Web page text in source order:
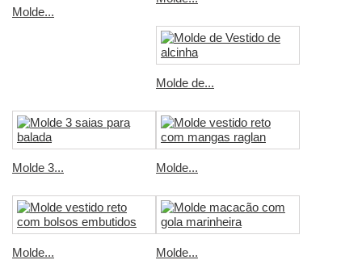
Molde...
Molde de...
Molde 3... Molde...
Molde... Molde...